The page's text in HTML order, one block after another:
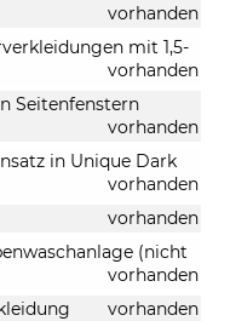
vorhanden
mit 1,5-
vorhanden
Seitenfenstern
vorhanden
in Unique Dark
vorhanden
vorhanden
(nicht
vorhanden
vorhanden